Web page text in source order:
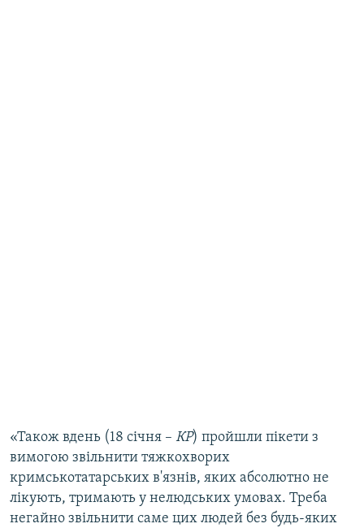
«Також вдень (18 січня – КР) пройшли пікети з
вимогою звільнити тяжкохворих
кримськотатарських в'язнів, яких абсолютно не
лікують, тримають у нелюдських умовах. Треба
негайно звільнити саме цих людей без будь-яких